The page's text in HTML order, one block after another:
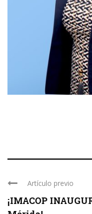
Artículo previo
¡IMACOP